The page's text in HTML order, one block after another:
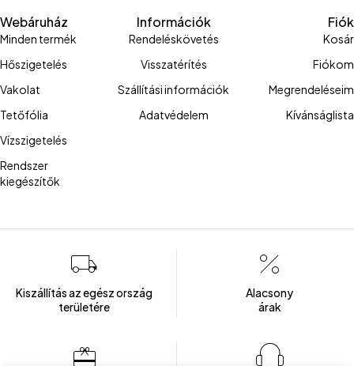
Webáruház
Minden termék
Hőszigetelés
Vakolat
Tetőfólia
Vízszigetelés
Rendszer
kiegészítők
Információk
Rendeléskövetés
Visszatérítés
Szállítási információk
Adatvédelem
Fiók
Kosár
Fiókom
Megrendeléseim
Kívánságlista
Kiszállítás az egész ország
területére
Alacsony
árak